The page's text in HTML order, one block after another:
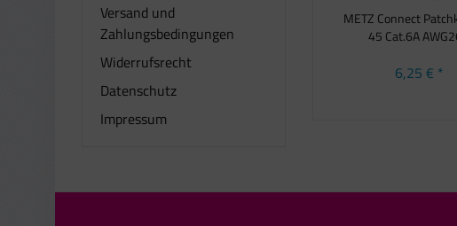
Versand und
Zahlungsbedingungen
Widerrufsrecht
Datenschutz
Impressum
METZ Connect
45 Cat.6A
6,25 € *